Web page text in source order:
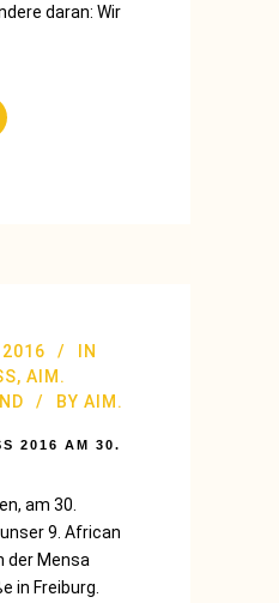
daran: Wir
IN
, AIM.
BY AIM.
2016 AM 30.
am 30.
9. African
der Mensa
in Freiburg.